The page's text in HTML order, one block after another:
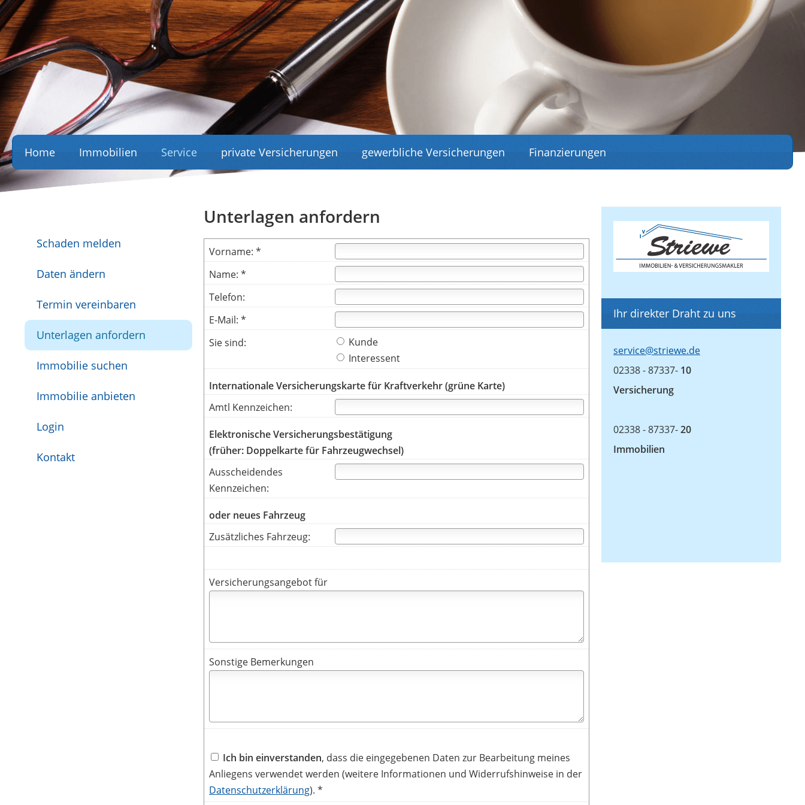
Home Immobilien Service
Schaden melden
Daten ändern
Termin vereinbaren
Unterlagen anfordern
Immobilie suchen
Immobilie anbieten
Login
Kontakt
private Versicherungen gewerbliche Versicherungen Finanzierungen
Ihr direkter Draht zu uns
service@striewe.de
02338 - 87337- 10
Versicherung
02338 - 87337-20
Immobilien
Unterlagen anfordern
Vorname: *
Name: *
Telefon:
E-Mail: *
Sie sind:
Kunde
Interessent
Internationale Versicherungskarte für Kraftverkehr (grüne Karte)
Amtl Kennzeichen:
Elektronische Versicherungsbestätigung
(früher: Doppelkarte für Fahrzeugwechsel)
Ausscheidendes
Kennzeichen:
oder neues Fahrzeug
Zusätzliches Fahrzeug:
Versicherungsangebot für
Sonstige Bemerkungen
Ich bin einverstanden, dass die eingegebenen Daten zur Bearbeitung meines
Anliegens verwendet werden (weitere Informationen und Widerrufshinweise in der
Datenschutzerklärung). *